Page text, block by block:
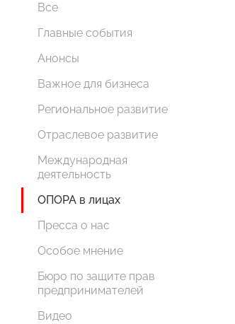
Все
Главные события
Анонсы
Важное для бизнеса
Региональное развитие
Отраслевое развитие
Международная
деятельность
ОПОРА в лицах
Пресса о нас
Особое мнение
Бюро по защите прав
предпринимателей
Видео